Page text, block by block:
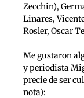
Zecchin),
Linares,
Rosler, Oscar
Me gustaron
y periodista
precie de ser
nota):